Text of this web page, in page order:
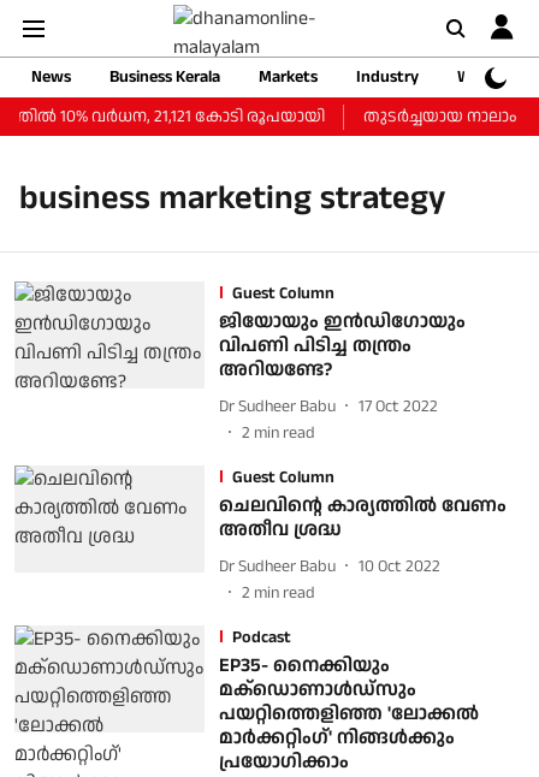
News Business Kerala Markets Industry
Web
വര്‍ധന, 21,121 കോടി രൂപയായി
തുടർച്ചയായ നാലാം
business marketing strategy
Guest Column
ജിയോയും ഇന്‍ഡിഗോയും
വിപണി പിടിച്ച തന്ത്രം
അറിയണ്ടേ?
Dr Sudheer Babu
17 Oct 2022
2 min read
Guest Column
ചെലവിന്റെ കാര്യത്തില്‍ വേണം
അതീവ ശ്രദ്ധ
Dr Sudheer Babu
10 Oct 2022
2 min read
Podcast
EP35- നൈക്കിയും
മക്‌ഡൊണാള്‍ഡ്‌സും
പയറ്റിത്തെളിഞ്ഞ 'ലോക്കല്‍
മാര്‍ക്കറ്റിംഗ്' നിങ്ങള്‍ക്കും
പ്രയോഗിക്കാം